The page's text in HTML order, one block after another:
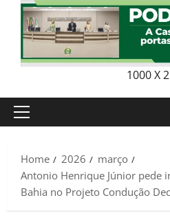
1000 X
Primary
Home
2026
março
Antonio Henrique Júnior pede
Bahia no Projeto Condução